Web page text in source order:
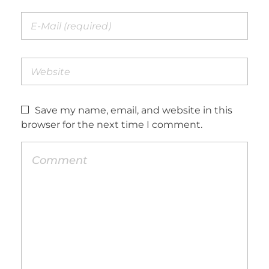
Save my name, email, and website in this
browser for the next time I comment.